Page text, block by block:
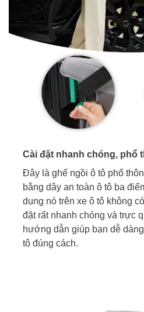
Cài đặt nhanh chóng, phổ
Đây là ghế ngồi ô tô phổ
bằng dây an toàn ô tô ba
dụng nó trên xe ô tô không
đặt rất nhanh chóng và trực
hướng dẫn giúp bạn dễ
tô đúng cách.